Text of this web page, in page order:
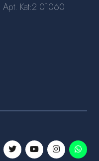
Apt. Kat:2 01060